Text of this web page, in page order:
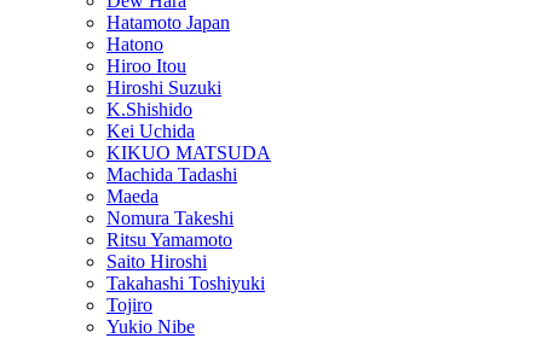
Hatamoto Japan
Hatono
Hiroo Itou
Hiroshi Suzuki
K.Shishido
Kei Uchida
KIKUO MATSUDA
Machida Tadashi
Maeda
Nomura Takeshi
Ritsu Yamamoto
Saito Hiroshi
Takahashi Toshiyuki
Tojiro
Yukio Nibe